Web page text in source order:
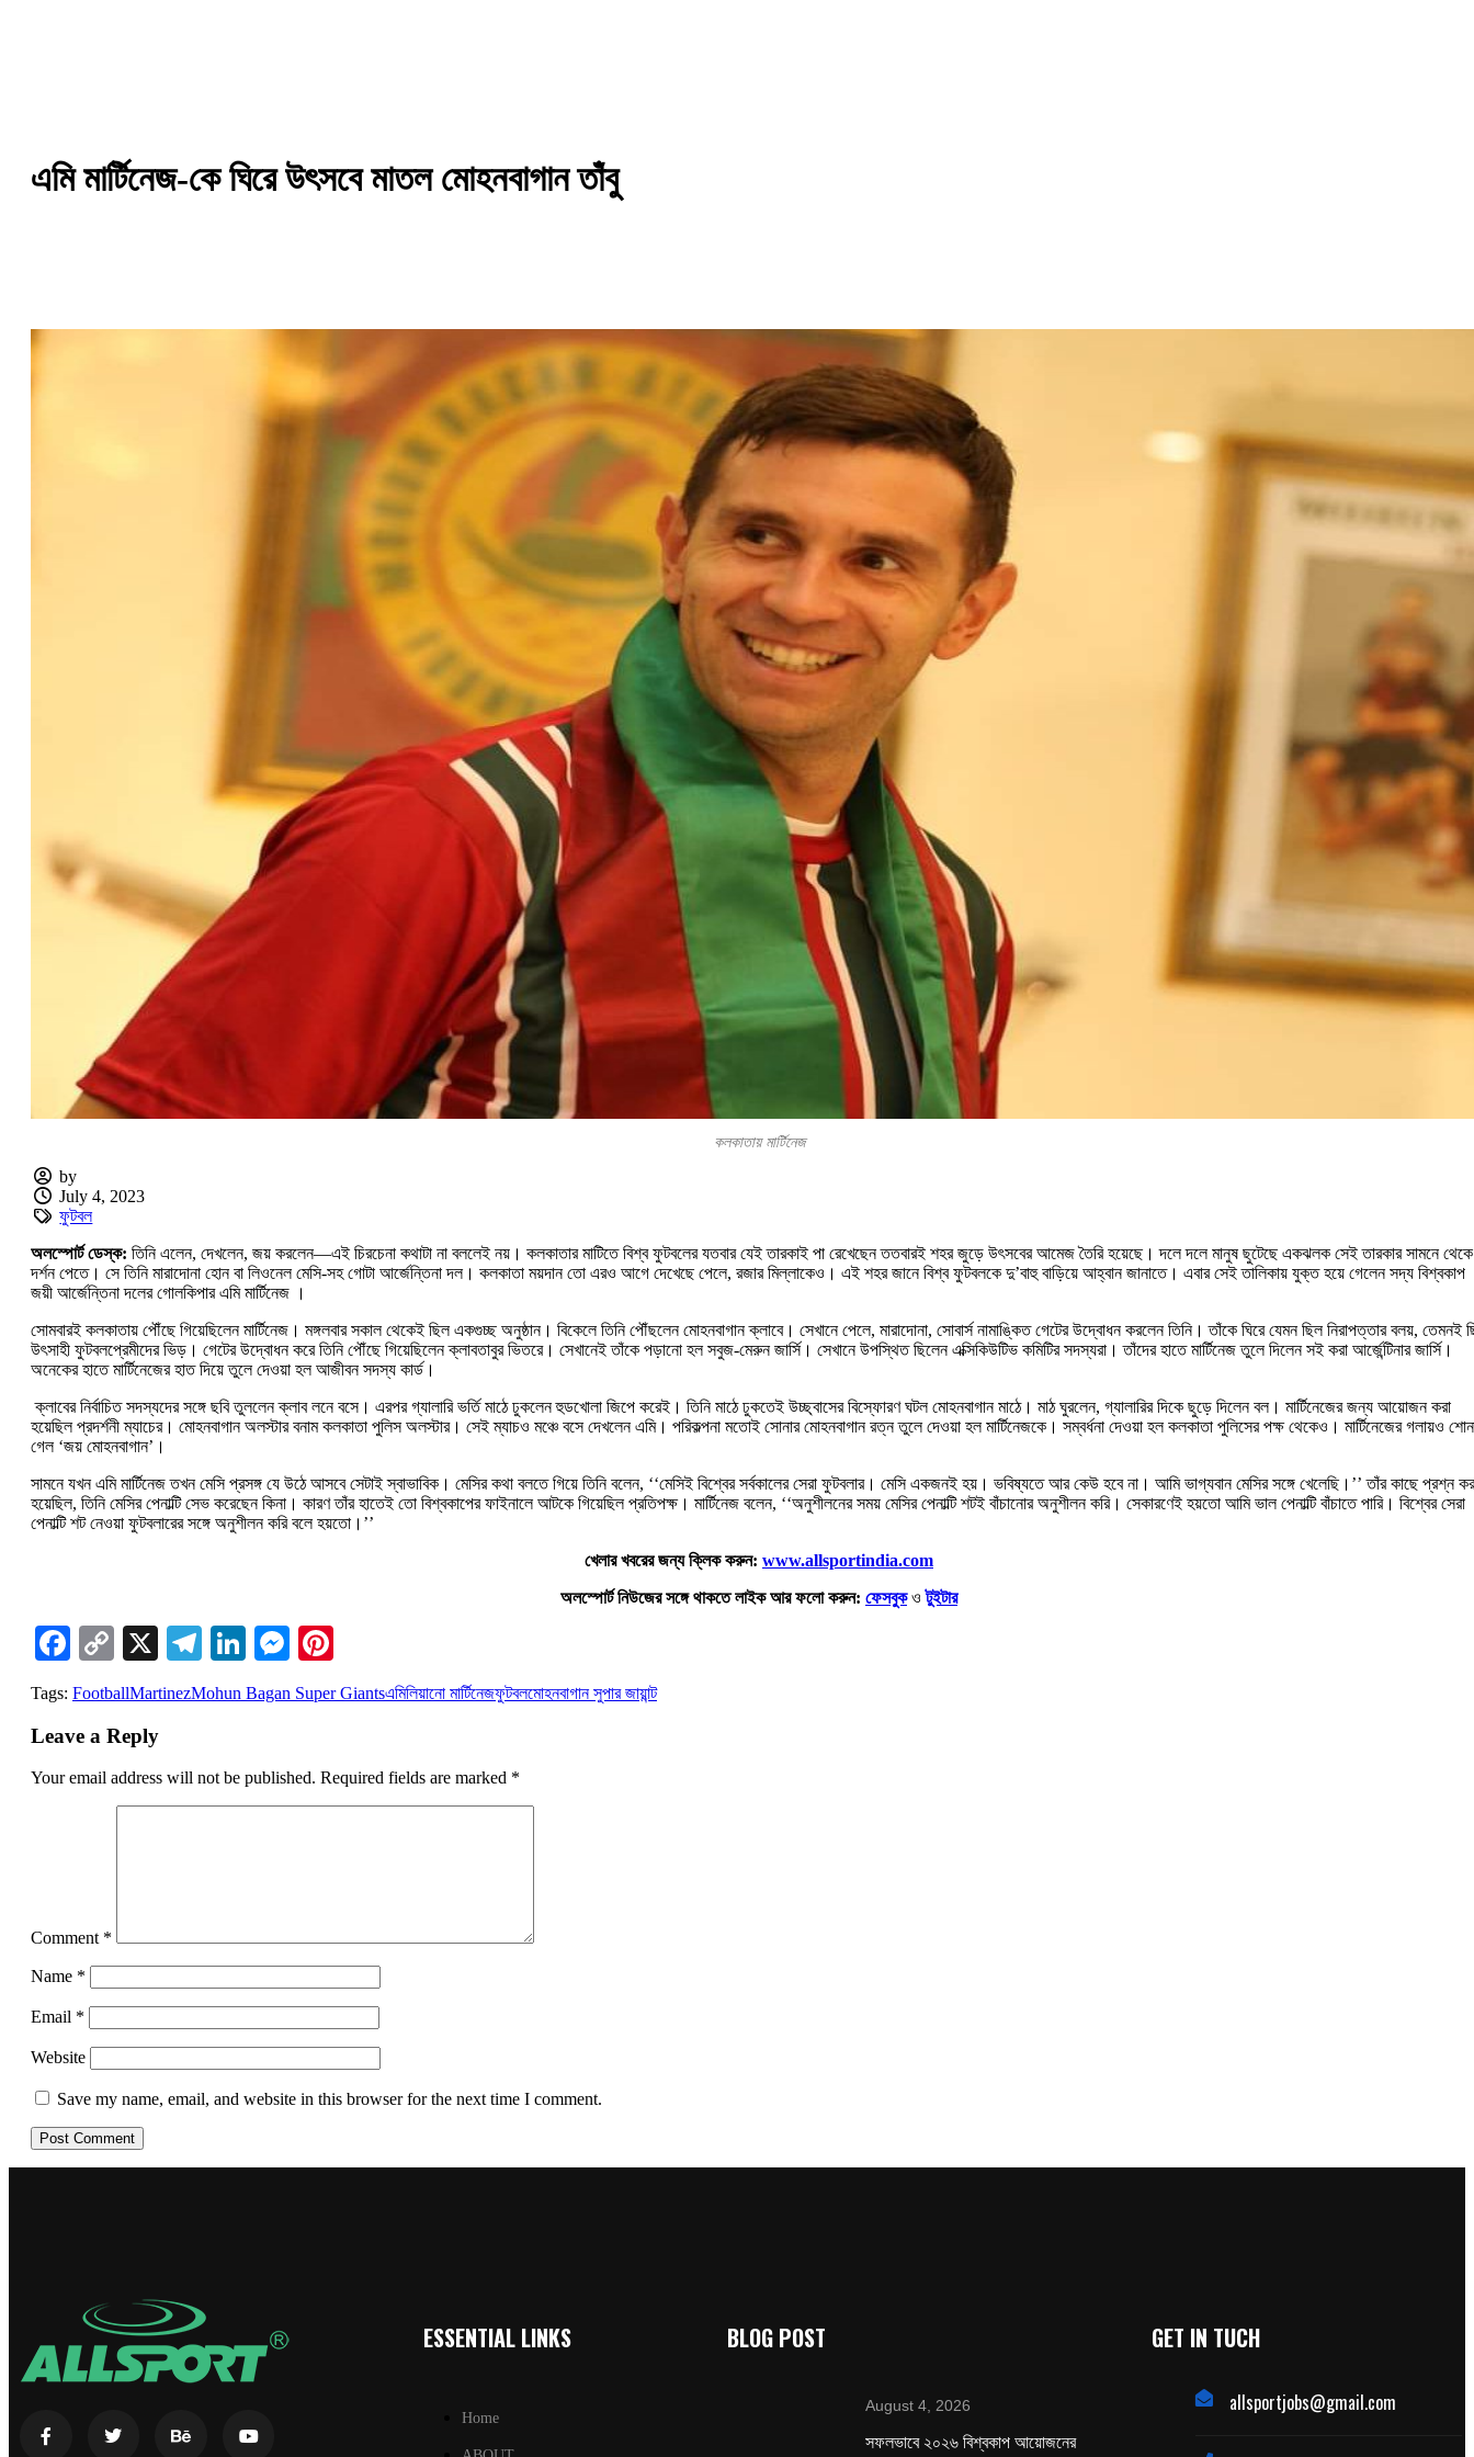
এমি মার্টিনেজ-কে ঘিরে উৎসবে মাতল মোহনবাগান তাঁবু
কলকাতায় মার্টিনেজ
by
July 4, 2023
ফুটবল
অলস্পোর্ট ডেস্ক: তিনি এলেন, দেখলেন, জয় করলেন—এই চিরচেনা কথাটা না বললেই নয়। কলকাতার মাটিতে বিশ্ব ফুটবলের যতবার যেই তারকাই পা রেখেছেন ততবারই শহর জুড়ে উৎসবের আমেজ তৈরি হয়েছে। দলে দলে মানুষ ছুটেছে একঝলক সেই তারকার সামনে থেকে
দর্শন পেতে। সে তিনি মারাদোনা হোন বা লিওনেল মেসি-সহ গোটা আর্জেন্তিনা দল। কলকাতা ময়দান তো এরও আগে দেখেছে পেলে, রজার মিল্লাকেও। এই শহর জানে বিশ্ব ফুটবলকে দু’বাহু বাড়িয়ে আহ্বান জানাতে। এবার সেই তালিকায় যুক্ত হয়ে গেলেন সদ্য বিশ্বকাপ
জয়ী আর্জেন্তিনা দলের গোলকিপার এমি মার্টিনেজ ।
সোমবারই কলকাতায় পৌঁছে গিয়েছিলেন মার্টিনেজ। মঙ্গলবার সকাল থেকেই ছিল একগুচ্ছ অনুষ্ঠান। বিকেলে তিনি পৌঁছলেন মোহনবাগান ক্লাবে। সেখানে পেলে, মারাদোনা, সোবার্স নামাঙ্কিত গেটের উদ্বোধন করলেন তিনি। তাঁকে ঘিরে যেমন ছিল নিরাপত্তার বলয়, তেমনই
উৎসাহী ফুটবলপ্রেমীদের ভিড়। গেটের উদ্বোধন করে তিনি পৌঁছে গিয়েছিলেন ক্লাবতাবুর ভিতরে। সেখানেই তাঁকে পড়ানো হল সবুজ-মেরুন জার্সি। সেখানে উপস্থিত ছিলেন এক্সিকিউটিভ কমিটির সদস্যরা। তাঁদের হাতে মার্টিনেজ তুলে দিলেন সই করা আর্জেন্টিনার জার্সি।
অনেকের হাতে মার্টিনেজের হাত দিয়ে তুলে দেওয়া হল আজীবন সদস্য কার্ড।
ক্লাবের নির্বাচিত সদস্যদের সঙ্গে ছবি তুললেন ক্লাব লনে বসে। এরপর গ্যালারি ভর্তি মাঠে ঢুকলেন হুডখোলা জিপে করেই। তিনি মাঠে ঢুকতেই উচ্ছ্বাসের বিস্ফোরণ ঘটল মোহনবাগান মাঠে। মাঠ ঘুরলেন, গ্যালারির দিকে ছুড়ে দিলেন বল। মার্টিনেজের জন্য আয়োজন করা
হয়েছিল প্রদর্শনী ম্যাচের। মোহনবাগান অলস্টার বনাম কলকাতা পুলিস অলস্টার। সেই ম্যাচও মঞ্চে বসে দেখলেন এমি। পরিকল্পনা মতোই সোনার মোহনবাগান রত্ন তুলে দেওয়া হল মার্টিনেজকে। সম্বর্ধনা দেওয়া হল কলকাতা পুলিসের পক্ষ থেকেও। মার্টিনেজের গলায়ও
গেল ‘জয় মোহনবাগান’।
সামনে যখন এমি মার্টিনেজ তখন মেসি প্রসঙ্গ যে উঠে আসবে সেটাই স্বাভাবিক। মেসির কথা বলতে গিয়ে তিনি বলেন, ‘‘মেসিই বিশ্বের সর্বকালের সেরা ফুটবলার। মেসি একজনই হয়। ভবিষ্যতে আর কেউ হবে না। আমি ভাগ্যবান মেসির সঙ্গে খেলেছি।’’ তাঁর কাছে প্রশ্ন
হয়েছিল, তিনি মেসির পেনাল্টি সেভ করেছেন কিনা। কারণ তাঁর হাতেই তো বিশ্বকাপের ফাইনালে আটকে গিয়েছিল প্রতিপক্ষ। মার্টিনেজ বলেন, ‘‘অনুশীলনের সময় মেসির পেনাল্টি শটই বাঁচানোর অনুশীলন করি। সেকারণেই হয়তো আমি ভাল পেনাল্টি বাঁচাতে পারি। বিশ্বের সেরা
পেনাল্টি শট নেওয়া ফুটবলারের সঙ্গে অনুশীলন করি বলে হয়তো।’’
খেলার খবরের জন্য ক্লিক করুন: www.allsportindia.com
অলস্পোর্ট নিউজের সঙ্গে থাকতে লাইক আর ফলো করুন: ফেসবুকওটুইটার
Facebook
Copy
Link
X Telegram
LinkedIn
Messenger
Tags: FootballMartinezMohun Bagan Super Giantsএমিলিয়ানো মার্টিনেজফুটবলমোহনবাগান সুপার জায়ান্ট
Leave a Reply
Your email address will not be published. Required fields are marked *
Comment *
Name *
Email *
Website
Save my name, email, and website in this browser for the next time I comment.
ESSENTIAL LINKS
Home
BLOG POST
August 4, 2026
সফলভাবে ২০২৬ বিশ্বকাপ আয়োজনের
GET IN TUCH
allsportjobs@gmail.com